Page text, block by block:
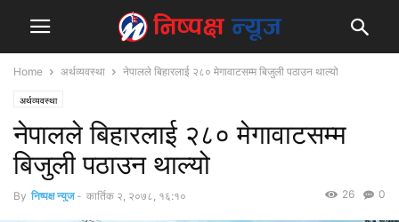
Home अर्थव्यवस्था नेपालले बिहारलाई २८० मेगावाटसम्म बिजुली पठाउन थाल्यो
अर्थव्यवस्था
नेपालले बिहारलाई २८० मेगावाटसम्म
बिजुली पठाउन थाल्यो
By निष्पक्ष न्युज - कार्तिक २, २०७८, १६:१० 0
26